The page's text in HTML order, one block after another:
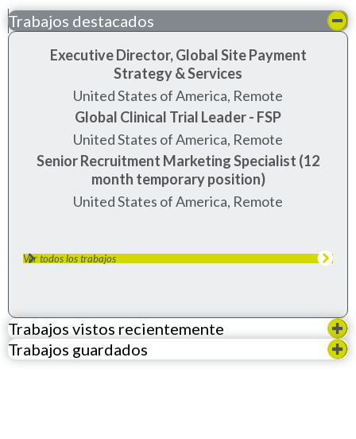
Trabajos destacados
Executive Director, Global Site Payment
Strategy & Services
United States of America, Remote
Global Clinical Trial Leader - FSP
United States of America, Remote
Senior Recruitment Marketing Specialist (12
month temporary position)
United States of America, Remote
Ver todos los trabajos
Trabajos vistos recientemente
Trabajos guardados